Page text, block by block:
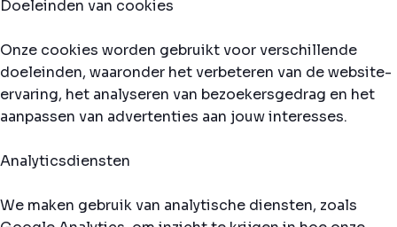
Doeleinden van cookies
Onze cookies worden gebruikt voor verschillende
doeleinden, waaronder het verbeteren van de website-
ervaring, het analyseren van bezoekersgedrag en het
aanpassen van advertenties aan jouw interesses.
Analyticsdiensten
We maken gebruik van analytische diensten, zoals